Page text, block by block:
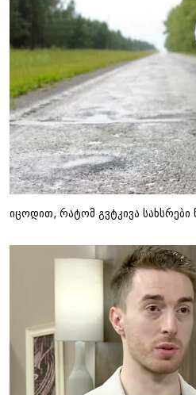
იცოდით, რატომ გვტკივა სახსრები